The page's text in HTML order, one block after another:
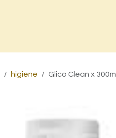
higiene Glico Clean x 300ml